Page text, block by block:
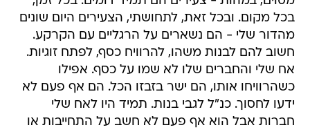
בכל מקום. ובכל זאת, לתחושתי, הצעירים היום שונים
מהדור שלי - הם נשארים על הרגליים עם הקרקע.
חשוב להם לבנות משהו, להרוויח כסף, לפתח זוגיות.
אח שלי והחברים שלו לא שמו על כסף. אפילו
כשהרוויחו אותו, הם ישר בזבזו הכל. הם אף פעם לא
ידעו לחסוך. כנ"ל לגבי בנות. תמיד היו לאח שלי
חברות אבל הוא אף פעם לא חשב על התחייבות או